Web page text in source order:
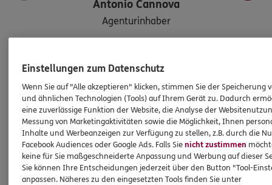
Antonio Cannova
Agenturinhaber
Tel: 07231/7762543
antonio.cannova@ergo.de
Mobil: 07231/7762543
Damit Sie Ihre Zukunft optimistisch gestalten können:
wir beraten Sie gerne rund um Versicherungen und
Vorsorge. Oder treffen Sie uns persönlich
Einstellungen zum Datenschutz
Wenn Sie auf "Alle akzeptieren" klicken, stimmen Sie der Speicherung
und ähnlichen Technologien (Tools) auf Ihrem Gerät zu. Dadurch
eine zuverlässige Funktion der Website, die Analyse der
Messung von Marketingaktivitäten sowie die Möglichkeit, Ihnen
Inhalte und Werbeanzeigen zur Verfügung zu stellen, z.B. durch die
Facebook Audiences oder Google Ads. Falls Sienicht zustimmen
keine für Sie maßgeschneiderte Anpassung und Werbung auf dieser
Sie können Ihre Entscheidungen jederzeit über den Button "Tool-
anpassen. Näheres zu den eingesetzten Tools finden Sie unter